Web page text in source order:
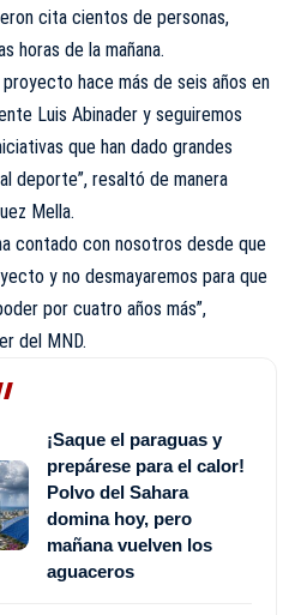
cita cientos de personas,
horas de la mañana.
hace más de seis años en
Luis Abinader y seguiremos
que han dado grandes
deporte”, resaltó de manera
Mella.
contado con nosotros desde que
y no desmayaremos para que
por cuatro años más”,
del MND.
¡Saque el paraguas y
prepárese para el calor!
Polvo del Sahara
domina hoy, pero
mañana vuelven los
aguaceros